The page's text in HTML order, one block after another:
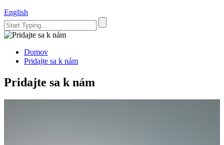
English
Domov
Pridajte sa k nám
Pridajte sa k nám